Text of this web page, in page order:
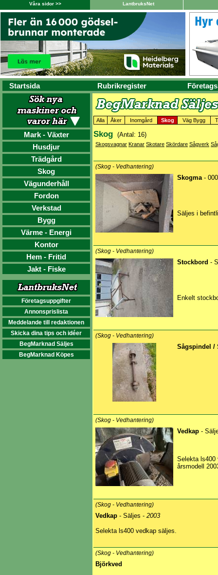
Våra sidor >> LantbruksNet
Startsida Rubrikregister
Mark - Växter
Husdjur
Trädgård
Skog
Vägunderhåll
Fordon
Verkstad
Bygg
Värme - Energi
Kontor
Hem - Fritid
Jakt - Fiske
Företagsuppgifter
Annonsprislista
Meddelande till redaktionen
Skicka dina tips och idéer
BegMarknad Säljes
BegMarknad Köpes
Alla Åker Inomgård Skog Väg Bygg
Skog (Antal: 16)
Skogsvagnar Kranar Skotare Skördare Sågverk
(Skog - Vedhantering)
Skogma-
Säljes i
(Skog - Vedhantering)
Stockbord -
Enkelt
(Skog - Vedhantering)
Sågspindel /
(Skog - Vedhantering)
Vedkap -
Selekta ls400
årsmodell
(Skog - Vedhantering)
Vedkap - Säljes - 2003
Selekta ls400 vedkap säljes.
(Skog - Vedhantering)
Björkved